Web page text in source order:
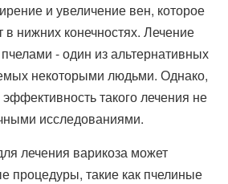
и увеличение вен, которое
нижних конечностях. Лечение
- один из альтернативных
некоторыми людьми. Однако,
эффективность такого лечения не
исследованиями.
лечения варикоза может
процедуры, такие как пчелиные